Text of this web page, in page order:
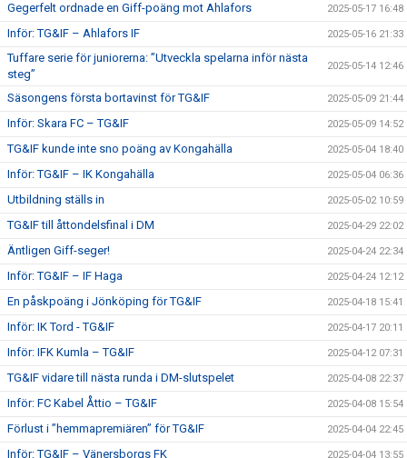
Gegerfelt ordnade en Giff-poäng mot Ahlafors 2025-05-17 16:48
Inför: TG&IF – Ahlafors IF 2025-05-16 21:33
Tuffare serie för juniorerna: ”Utveckla spelarna inför nästa
steg”
2025-05-14 12:46
Säsongens första bortavinst för TG&IF 2025-05-09 21:44
Inför: Skara FC – TG&IF 2025-05-09 14:52
TG&IF kunde inte sno poäng av Kongahälla 2025-05-04 18:40
Inför: TG&IF – IK Kongahälla 2025-05-04 06:36
Utbildning ställs in 2025-05-02 10:59
TG&IF till åttondelsfinal i DM 2025-04-29 22:02
Äntligen Giff-seger! 2025-04-24 22:34
Inför: TG&IF – IF Haga 2025-04-24 12:12
En påskpoäng i Jönköping för TG&IF 2025-04-18 15:41
Inför: IK Tord - TG&IF 2025-04-17 20:11
Inför: IFK Kumla – TG&IF 2025-04-12 07:31
TG&IF vidare till nästa runda i DM-slutspelet 2025-04-08 22:37
Inför: FC Kabel Åttio – TG&IF 2025-04-08 15:54
Förlust i ”hemmapremiären” för TG&IF 2025-04-04 22:45
Inför: TG&IF – Vänersborgs FK 2025-04-04 13:55